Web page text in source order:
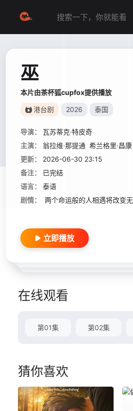
巫
本片由茶杯狐cupfox提供播放
港台剧 2026 泰国
导演：
瓦苏蒂克·特皮奇
主演：
翁拉维·那提通 希兰格里·昌康
更新：
2026-06-30 23:15
备注：
已完结
语言：
泰语
剧情：
两个命运般的人相遇将改变
立即播放
在线观看
第01集 第02集
猜你喜欢